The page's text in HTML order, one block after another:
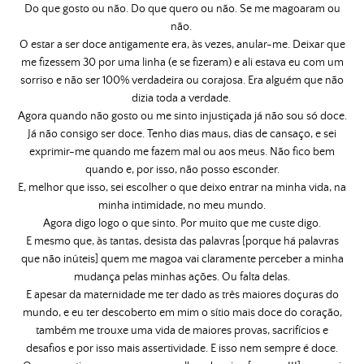
Do que gosto ou não. Do que quero ou não. Se me magoaram ou
não.
O estar a ser doce antigamente era, às vezes, anular-me. Deixar que
me fizessem 30 por uma linha (e se fizeram) e ali estava eu com um
sorriso e não ser 100% verdadeira ou corajosa. Era alguém que não
dizia toda a verdade.
Agora quando não gosto ou me sinto injustiçada já não sou só doce.
Já não consigo ser doce. Tenho dias maus, dias de cansaço, e sei
exprimir-me quando me fazem mal ou aos meus. Não fico bem
quando e, por isso, não posso esconder.
E, melhor que isso, sei escolher o que deixo entrar na minha vida, na
minha intimidade, no meu mundo.
Agora digo logo o que sinto. Por muito que me custe digo.
E mesmo que, às tantas, desista das palavras [porque há palavras
que não inúteis] quem me magoa vai claramente perceber a minha
mudança pelas minhas ações. Ou falta delas.
E apesar da maternidade me ter dado as três maiores doçuras do
mundo, e eu ter descoberto em mim o sítio mais doce do coração,
também me trouxe uma vida de maiores provas, sacrifícios e
desafios e por isso mais assertividade. E isso nem sempre é doce.